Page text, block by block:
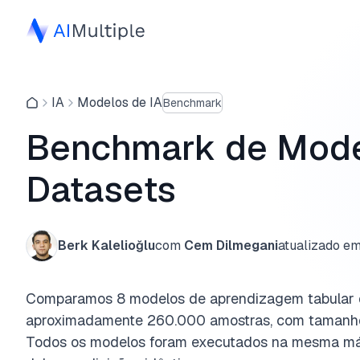
IA Modelos de IABenchmark
Benchmark de
Datasets
Berk Kalelioğlucom Cem Dilmeganiatualizado em
Comparamos 8 modelos de aprendizagem
aproximadamente 260.000 amostras, com
Todos os modelos foram executados na mesma